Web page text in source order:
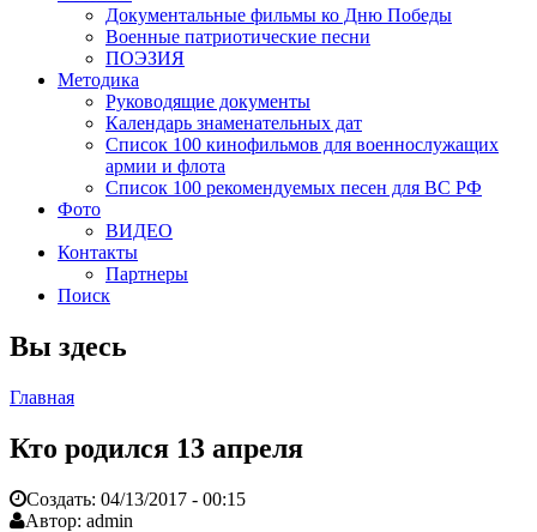
Документальные фильмы ко Дню Победы
Военные патриотические песни
ПОЭЗИЯ
Методика
Руководящие документы
Календарь знаменательных дат
Список 100 кинофильмов для военнослужащих
армии и флота
Список 100 рекомендуемых песен для ВС РФ
Фото
ВИДЕО
Контакты
Партнеры
Поиск
Вы здесь
Главная
Кто родился 13 апреля
Создать: 04/13/2017 - 00:15
Автор: admin